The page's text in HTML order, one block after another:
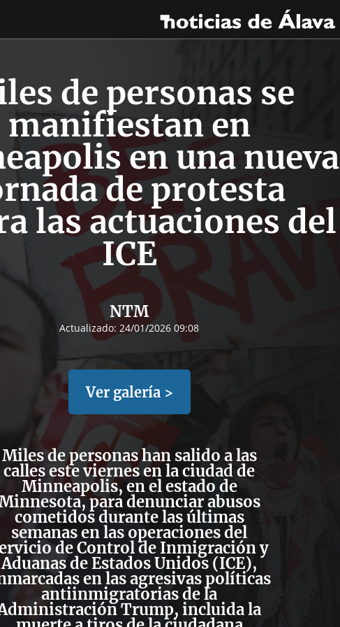
de personas se
manifiestan en
en una nueva
de protesta
las actuaciones del
ICE
NTM
Actualizado: 24/01/2026 09:08
Ver galería >
Miles de personas han salido a las
calles este viernes en la ciudad de
Minneapolis, en el estado de
paradenunciar abusos
cometidos durante las últimas
semanas en las operaciones del
de Control de Inmigración y
Aduanas de Estados Unidos (ICE),
en las agresivas políticas
antiinmigratorias de la
Trump, incluida la